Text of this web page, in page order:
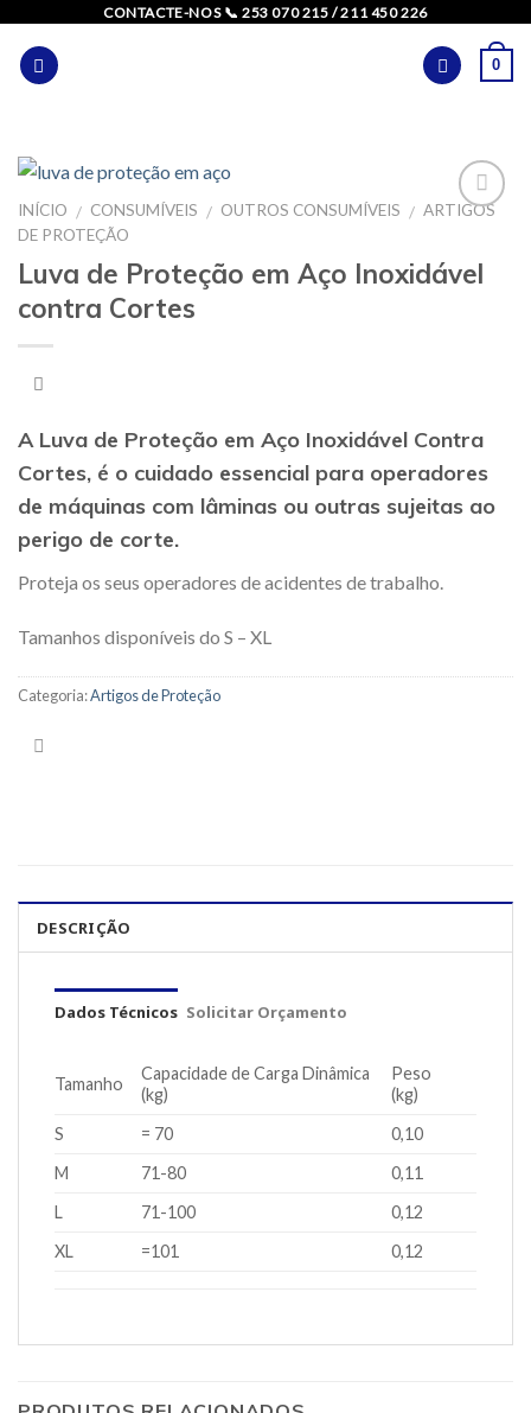
content
CONTACTE-NOS 📞 253 070 215 / 211 450 226
0
INÍCIO / CONSUMÍVEIS / OUTROS CONSUMÍVEIS / ARTIGOS
DE PROTEÇÃO
Luva de Proteção em Aço Inoxidável
contra Cortes
A Luva de Proteção em Aço Inoxidável Contra
Cortes, é o cuidado essencial para operadores
de máquinas com lâminas ou outras sujeitas ao
perigo de corte.
Proteja os seus operadores de acidentes de trabalho.
Tamanhos disponíveis do S – XL
Categoria:Artigos de Proteção
DESCRIÇÃO
Dados Técnicos Solicitar Orçamento
Tamanho
Capacidade de Carga Dinâmica
(kg)
Peso
(kg)
S
= 70
0,10
M
71-80
0,11
L
71-100
0,12
XL
=101 0,12